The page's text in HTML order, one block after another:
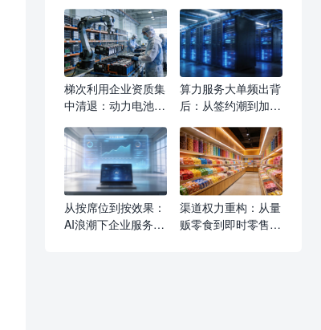
梯次利用企业资质集
中清退：动力电池回
牌，合规企业如何抢
占新赛道
算力服务大单频出背
后：从签约潮到加价
义AI基础设施采购逻
辑
从按席位到按效果：
AI浪潮下企业服务收
渠道权力重构：从量
贩零食到即时零售的